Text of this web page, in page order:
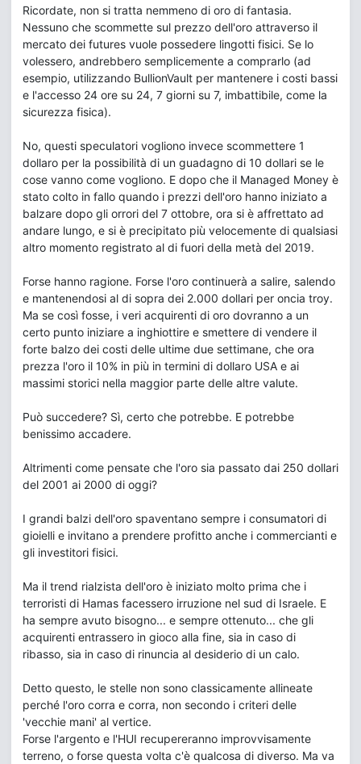
Ricordate, non si tratta nemmeno di oro di fantasia.
Nessuno che scommette sul prezzo dell'oro attraverso il
mercato dei futures vuole possedere lingotti fisici. Se lo
volessero, andrebbero semplicemente a comprarlo (ad
esempio, utilizzando BullionVault per mantenere i costi bassi
e l'accesso 24 ore su 24, 7 giorni su 7, imbattibile, come la
sicurezza fisica).
No, questi speculatori vogliono invece scommettere 1
dollaro per la possibilità di un guadagno di 10 dollari se le
cose vanno come vogliono. E dopo che il Managed Money è
stato colto in fallo quando i prezzi dell'oro hanno iniziato a
balzare dopo gli orrori del 7 ottobre, ora si è affrettato ad
andare lungo, e si è precipitato più velocemente di qualsiasi
altro momento registrato al di fuori della metà del 2019.
Forse hanno ragione. Forse l'oro continuerà a salire, salendo
e mantenendosi al di sopra dei 2.000 dollari per oncia troy.
Ma se così fosse, i veri acquirenti di oro dovranno a un
certo punto iniziare a inghiottire e smettere di vendere il
forte balzo dei costi delle ultime due settimane, che ora
prezza l'oro il 10% in più in termini di dollaro USA e ai
massimi storici nella maggior parte delle altre valute.
Può succedere? Sì, certo che potrebbe. E potrebbe
benissimo accadere.
Altrimenti come pensate che l'oro sia passato dai 250 dollari
del 2001 ai 2000 di oggi?
I grandi balzi dell'oro spaventano sempre i consumatori di
gioielli e invitano a prendere profitto anche i commercianti e
gli investitori fisici.
Ma il trend rialzista dell'oro è iniziato molto prima che i
terroristi di Hamas facessero irruzione nel sud di Israele. E
ha sempre avuto bisogno... e sempre ottenuto... che gli
acquirenti entrassero in gioco alla fine, sia in caso di
ribasso, sia in caso di rinuncia al desiderio di un calo.
Detto questo, le stelle non sono classicamente allineate
perché l'oro corra e corra, non secondo i criteri delle
'vecchie mani' al vertice.
Forse l'argento e l'HUI recupereranno improvvisamente
terreno, o forse questa volta c'è qualcosa di diverso. Ma va